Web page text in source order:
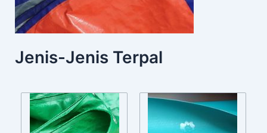
Jenis-Jenis Terpal